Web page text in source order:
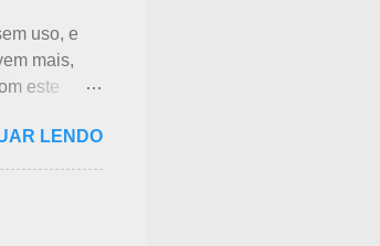
uso, e
mais,
este
muito
muito a
LENDO